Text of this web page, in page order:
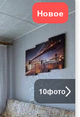
10фото
Новое